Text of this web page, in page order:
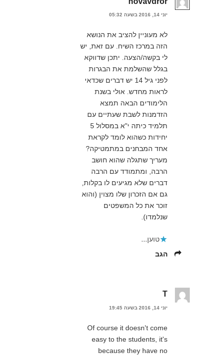
יוני 14, 2016 בשעה 05:32
לא מעוניין להציב את הנושא
הזה במרכז השיח. עם זאת, יש
לי בקשה/הצעה. יתכן שדווקא
בגלל שהשלמת את הבגרות
לפני גיל 14 יש דברים שכדאי
לראות מחדש. אולי בשנת
הלימודים הבאה תמצא
הזדמנות לשבת שעתיים עם
תלמיד כיתה י"א במסלול 5
יחידות כשהוא לומד לקראת
אחד המבחנים במתמטיקה?
מעריך שתגלה שהוא חושב
הרבה, ומתמודד עם הרבה
דברים שלא מגיעים לו בקלות,
גם אם הזכרון שלו מצוין (והוא
זוכר את כל המשפטים
שנלמדו).
טוען...
הגב
T
יוני 14, 2016 בשעה 19:45
Of course it doesn't come
easy to the students, it's
because they have no